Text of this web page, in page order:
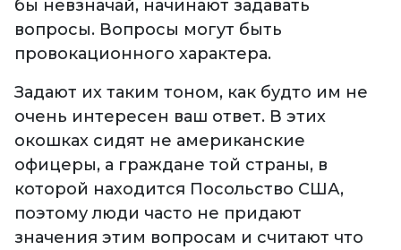
бы невзначай, начинают задавать
вопросы. Вопросы могут быть
провокационного характера.
Задают их таким тоном, как будто им не
очень интересен ваш ответ. В этих
окошках сидят не американские
офицеры, а граждане той страны, в
которой находится Посольство США,
поэтому люди часто не придают
значения этим вопросам и считают что